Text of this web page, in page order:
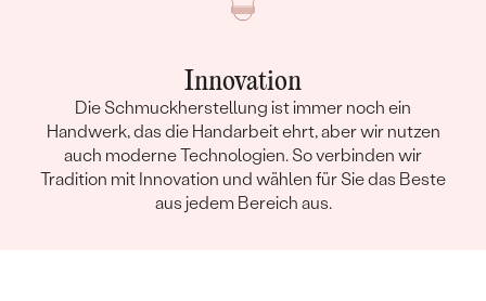
Innovation
Die Schmuckherstellung ist immer noch ein
Handwerk, das die Handarbeit ehrt, aber wir nutzen
auch moderne Technologien. So verbinden wir
Tradition mit Innovation und wählen für Sie das Beste
aus jedem Bereich aus.